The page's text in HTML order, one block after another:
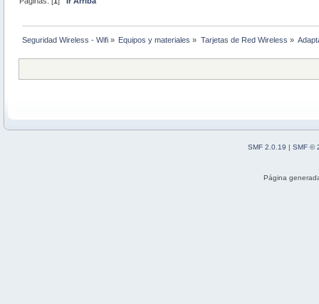
Seguridad Wireless - Wifi » Equipos y materiales » Tarjetas de Red Wireless »
SMF 2.0.19
SMF ©
Página